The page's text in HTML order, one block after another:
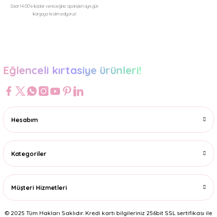
Saat 14:00'e kadar vereceğiniz siparişleri aynı gün
kargoya teslim ediyoruz!
Eğlenceli kırtasiye ürünleri!
Hesabım
Kategoriler
Müşteri Hizmetleri
© 2025 Tüm Hakları Saklıdır. Kredi kartı bilgileriniz 256bit SSL sertifikası ile